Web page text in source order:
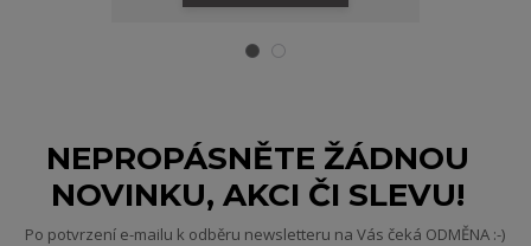
NEPROPÁSNĚTE ŽÁDNOU
NOVINKU, AKCI ČI SLEVU!
Po potvrzení e-mailu k odběru newsletteru na Vás čeká ODMĚNA :-)